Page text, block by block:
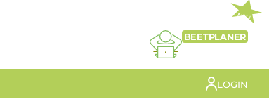
NEU
BEETPLANER
LOGIN